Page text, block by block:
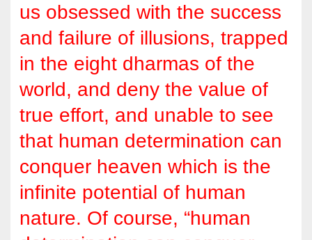
us obsessed with the success
and failure of illusions, trapped
in the eight dharmas of the
world, and deny the value of
true effort, and unable to see
that human determination can
conquer heaven which is the
infinite potential of human
nature. Of course, “human